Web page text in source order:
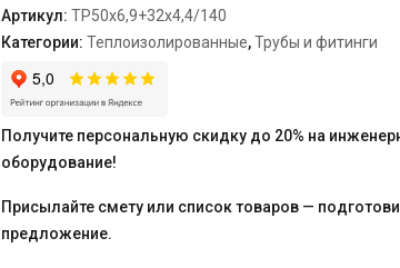
50х6,9+32х4,4/140
Артикул: TP50х6,9+32х4,4/140
Категории: Теплоизолированные,Трубы и фитинги
Получите персональную скидку до 20% на
оборудование!
Присылайте смету или список товаров —
предложение.